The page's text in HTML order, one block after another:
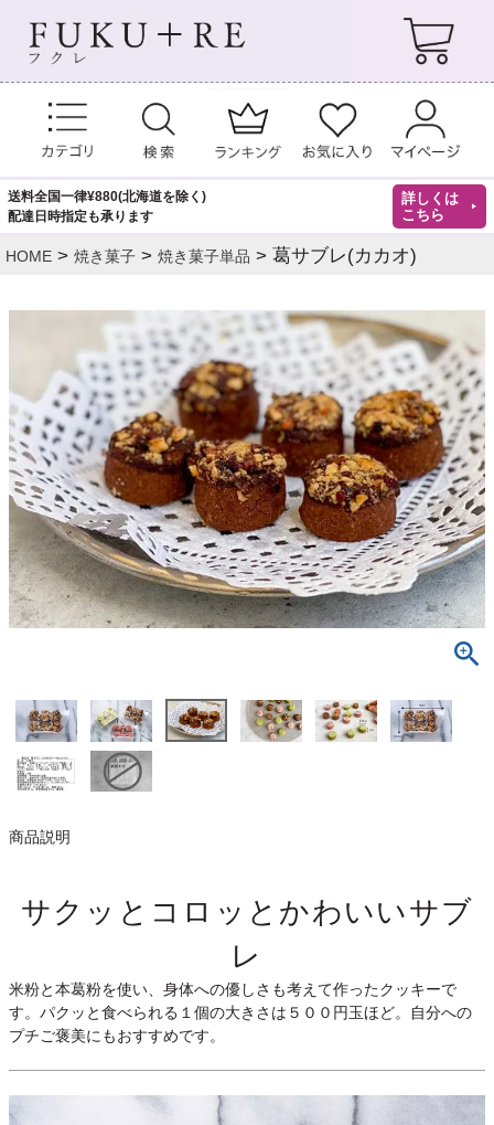
送料全国一律¥880(北海道を除く)
配達日時指定も承ります
詳しくは
こちら
HOME 焼き菓子 焼き菓子単品 葛サブレ(カカオ)
商品説明
サクッとコロッとかわいいサブ
レ
米粉と本葛粉を使い、身体への優しさも考えて作ったクッキーで
す。パクッと食べられる１個の大きさは５００円玉ほど。自分への
プチご褒美にもおすすめです。